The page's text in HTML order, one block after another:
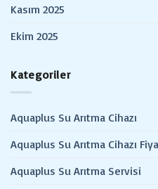
Kasım 2025
Ekim 2025
Kategoriler
Aquaplus Su Arıtma Cihazı
Aquaplus Su Arıtma Cihazı
Aquaplus Su Arıtma Servisi